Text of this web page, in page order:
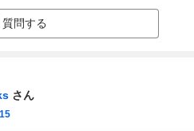
224G 3.50GHz/32
GB/SSD 256GB/Q
質問する
さん